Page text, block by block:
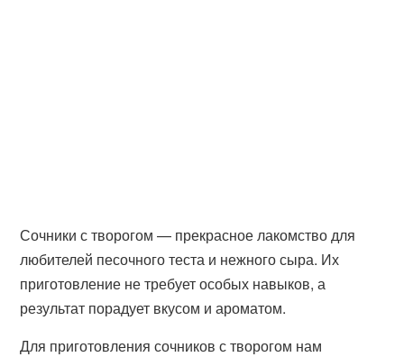
Сочники с творогом — прекрасное лакомство для
любителей песочного теста и нежного сыра. Их
приготовление не требует особых навыков, а
результат порадует вкусом и ароматом.
Для приготовления сочников с творогом нам